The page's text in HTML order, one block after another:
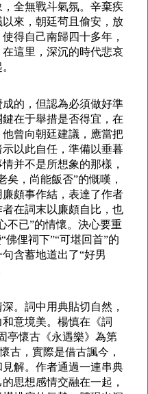
全無戰斗氣氛。辛棄疾
來，朝廷茍且偷安，放
得自己南歸四十多年，
這里，深沉的時代悲哀
的，但認為必須做好準
在于舉措是否得宜，在
曾向朝廷建議，應當把
以此自任，準備以垂暮
并不是所想象的那樣，
矣，尚能飯否”的慨嘆，
頗事作結，表達了作者
在詞末以廉頗自比，也
不已”的情懷。決心要重
佛俚祠下”“可堪回首”的
含蓄地道出了“好男
。詞中用典貼切自然，
意境美。楊慎在《詞
亭懷古《永遇樂》為第
古，實際是借古諷今，
解。作者通過一連串典
思想感情交融在一起，